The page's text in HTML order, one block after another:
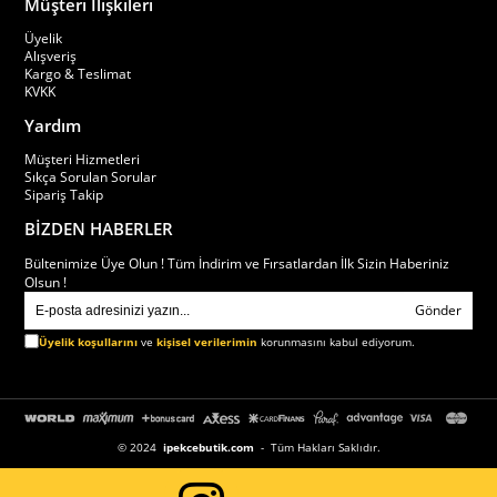
Üyelik
Alışveriş
Kargo & Teslimat
KVKK
Yardım
Müşteri Hizmetleri
Sıkça Sorulan Sorular
Sipariş Takip
BİZDEN HABERLER
Bültenimize Üye Olun ! Tüm İndirim ve Fırsatlardan İlk Sizin Haberiniz
Olsun !
Gönder
Üyelik koşullarını vekişisel verilerimin korunmasını kabul ediyorum.
© 2024 ipekcebutik.com - Tüm Hakları Saklıdır.